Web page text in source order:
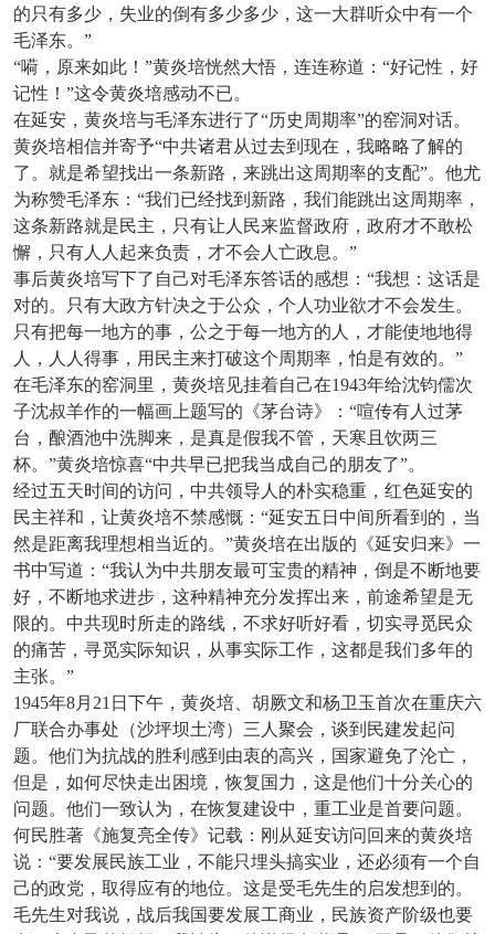
的只有多少，失业的倒有多少多少，这一大群听众中有一个
毛泽东。”
“嗬，原来如此！”黄炎培恍然大悟，连连称道：“好记性，好
记性！”这令黄炎培感动不已。
在延安，黄炎培与毛泽东进行了“历史周期率”的窑洞对话。
黄炎培相信并寄予“中共诸君从过去到现在，我略略了解的
了。就是希望找出一条新路，来跳出这周期率的支配”。他尤
为称赞毛泽东：“我们已经找到新路，我们能跳出这周期率，
这条新路就是民主，只有让人民来监督政府，政府才不敢松
懈，只有人人起来负责，才不会人亡政息。”
事后黄炎培写下了自己对毛泽东答话的感想：“我想：这话是
对的。只有大政方针决之于公众，个人功业欲才不会发生。
只有把每一地方的事，公之于每一地方的人，才能使地地得
人，人人得事，用民主来打破这个周期率，怕是有效的。”
在毛泽东的窑洞里，黄炎培见挂着自己在1943年给沈钧儒次
子沈叔羊作的一幅画上题写的《茅台诗》：“喧传有人过茅
台，酿酒池中洗脚来，是真是假我不管，天寒且饮两三
杯。”黄炎培惊喜“中共早已把我当成自己的朋友了”。
经过五天时间的访问，中共领导人的朴实稳重，红色延安的
民主祥和，让黄炎培不禁感慨：“延安五日中间所看到的，当
然是距离我理想相当近的。”黄炎培在出版的《延安归来》一
书中写道：“我认为中共朋友最可宝贵的精神，倒是不断地要
好，不断地求进步，这种精神充分发挥出来，前途希望是无
限的。中共现时所走的路线，不求好听好看，切实寻觅民众
的痛苦，寻觅实际知识，从事实际工作，这都是我们多年的
主张。”
1945年8月21日下午，黄炎培、胡厥文和杨卫玉首次在重庆六
厂联合办事处（沙坪坝土湾）三人聚会，谈到民建发起问
题。他们为抗战的胜利感到由衷的高兴，国家避免了沦亡，
但是，如何尽快走出困境，恢复国力，这是他们十分关心的
问题。他们一致认为，在恢复建设中，重工业是首要问题。
何民胜著《施复亮全传》记载：刚从延安访问回来的黄炎培
说：“要发展民族工业，不能只埋头搞实业，还必须有一个自
己的政党，取得应有的地位。这是受毛先生的启发想到的。
毛先生对我说，战后我国要发展工商业，民族资产阶级也要